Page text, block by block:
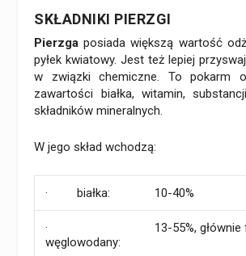
SKŁADNIKI PIERZGI
Pierzga posiada większą wartość
pyłek kwiatowy. Jest też lepiej
w związki chemiczne. To pokarm
zawartości białka, witamin,
składników mineralnych.
W jego skład wchodzą:
· białka: 10-40%
·
węglowodany:
13-55%,